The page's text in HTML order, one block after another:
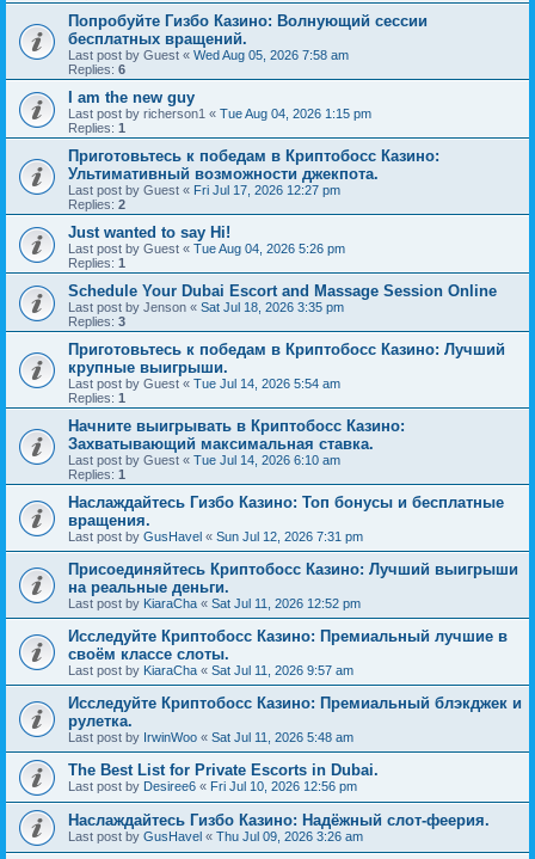
Попробуйте Гизбо Казино: Волнующий сессии
бесплатных вращений.
Last post by Guest « Wed Aug 05, 2026 7:58 am
Replies: 6
I am the new guy
Last post by richerson1 « Tue Aug 04, 2026 1:15 pm
Replies: 1
Приготовьтесь к победам в Криптобосс Казино:
Ультимативный возможности джекпота.
Last post by Guest « Fri Jul 17, 2026 12:27 pm
Replies: 2
Just wanted to say Hi!
Last post by Guest « Tue Aug 04, 2026 5:26 pm
Replies: 1
Schedule Your Dubai Escort and Massage Session Online
Last post by Jenson « Sat Jul 18, 2026 3:35 pm
Replies: 3
Приготовьтесь к победам в Криптобосс Казино: Лучший
крупные выигрыши.
Last post by Guest « Tue Jul 14, 2026 5:54 am
Replies: 1
Начните выигрывать в Криптобосс Казино:
Захватывающий максимальная ставка.
Last post by Guest « Tue Jul 14, 2026 6:10 am
Replies: 1
Наслаждайтесь Гизбо Казино: Топ бонусы и бесплатные
вращения.
Last post by GusHavel « Sun Jul 12, 2026 7:31 pm
Присоединяйтесь Криптобосс Казино: Лучший выигрыши
на реальные деньги.
Last post by KiaraCha « Sat Jul 11, 2026 12:52 pm
Исследуйте Криптобосс Казино: Премиальный лучшие в
своём классе слоты.
Last post by KiaraCha « Sat Jul 11, 2026 9:57 am
Исследуйте Криптобосс Казино: Премиальный блэкджек и
рулетка.
Last post by IrwinWoo « Sat Jul 11, 2026 5:48 am
The Best List for Private Escorts in Dubai.
Last post by Desiree6 « Fri Jul 10, 2026 12:56 pm
Наслаждайтесь Гизбо Казино: Надёжный слот-феерия.
Last post by GusHavel « Thu Jul 09, 2026 3:26 am